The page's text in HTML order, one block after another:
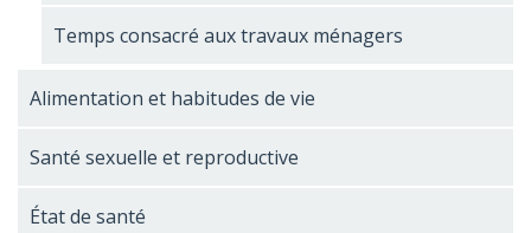
Temps consacré aux travaux ménagers
Alimentation et habitudes de vie
Santé sexuelle et reproductive
État de santé